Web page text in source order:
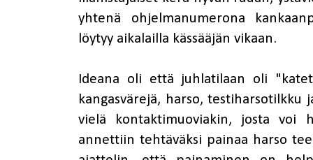
yhtenä ohjelmanumerona
löytyy aikalailla kässääjän vikaan.
Ideana oli että juhlatilaan oli
kangasvärejä, harso, testiharsotilkku
vielä kontaktimuoviakin, josta voi
annettiin tehtäväksi painaa harso